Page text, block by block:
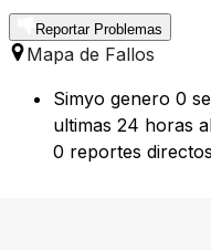
Reportar Problemas
Mapa de Fallos
Simyo genero 0
ultimas 24 horas
0 reportes